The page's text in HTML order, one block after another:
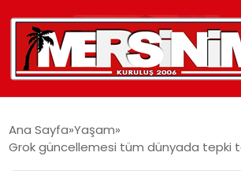
YAŞAM
Ana Sayfa Yaşam
Grok güncellemesi tüm dünyada tepki